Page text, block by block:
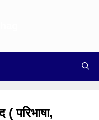
( परिभाषा,